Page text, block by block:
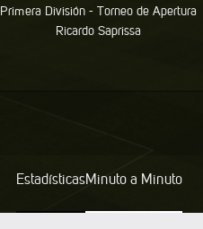
Primera División -Torneo de Apertura
Ricardo Saprissa
EstadísticasMinuto a Minuto